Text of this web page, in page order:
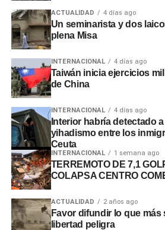
ACTUALIDAD 4 días ago
Un seminarista y dos
plena Misa
INTERNACIONAL 4 días ago
Taiwán inicia ejercicios
de China
INTERNACIONAL 4 días ago
Interior habría detectado
yihadismo entre los
Ceuta
INTERNACIONAL 1 semana ago
TERREMOTO DE 7,1
COLAPSA CENTRO
ACTUALIDAD 2 años ago
Favor difundir lo que más
libertad peligra